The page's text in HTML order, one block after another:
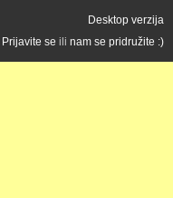
Desktop verzija
Prijavite se ili nam se pridružite :)